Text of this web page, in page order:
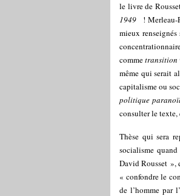
le livre de
1949
!
mieux
commetransition
même qui serait
capitalisme ou
politique
consulter le texte,
Thèse qui sera
socialisme
David Rousset »,
« confondre le
de l’homme par